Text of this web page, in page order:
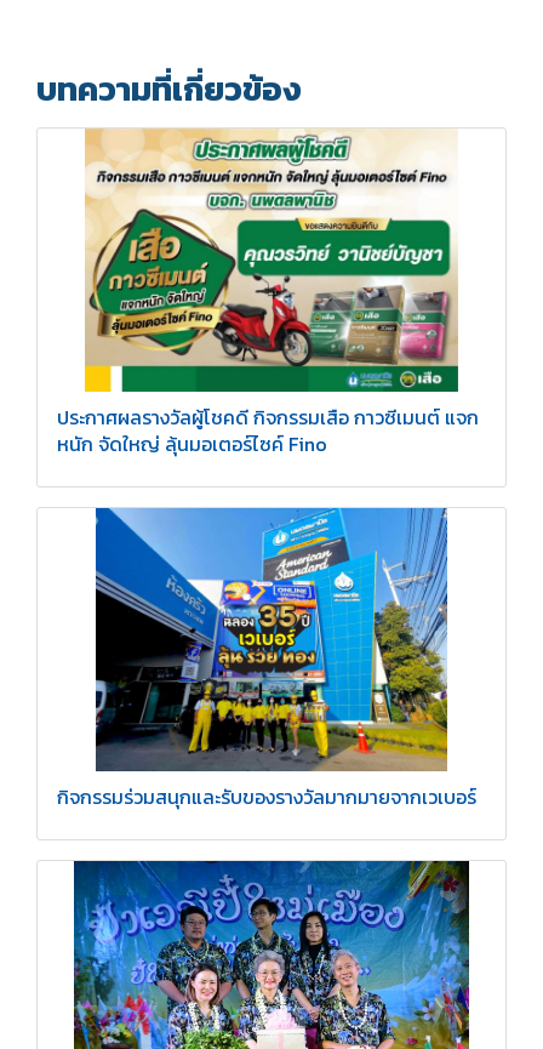
บทความที่เกี่ยวข้อง
ประกาศผลรางวัลผู้โชคดี กิจกรรมเสือ กาวซีเมนต์ แจก
หนัก จัดใหญ่ ลุ้นมอเตอร์ไซค์ Fino
กิจกรรมร่วมสนุกและรับของรางวัลมากมายจากเวเบอร์